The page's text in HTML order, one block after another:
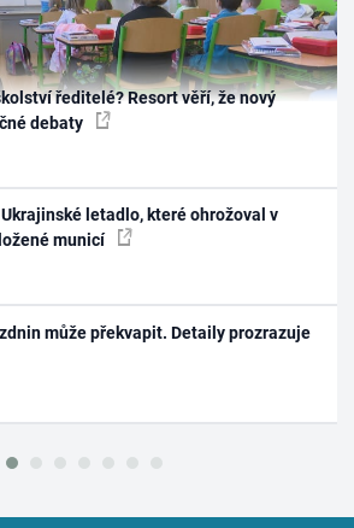
ředitelé? Resort věří, že nový
debaty
letadlo, které ohrožoval v
municí
může překvapit. Detaily prozrazuje